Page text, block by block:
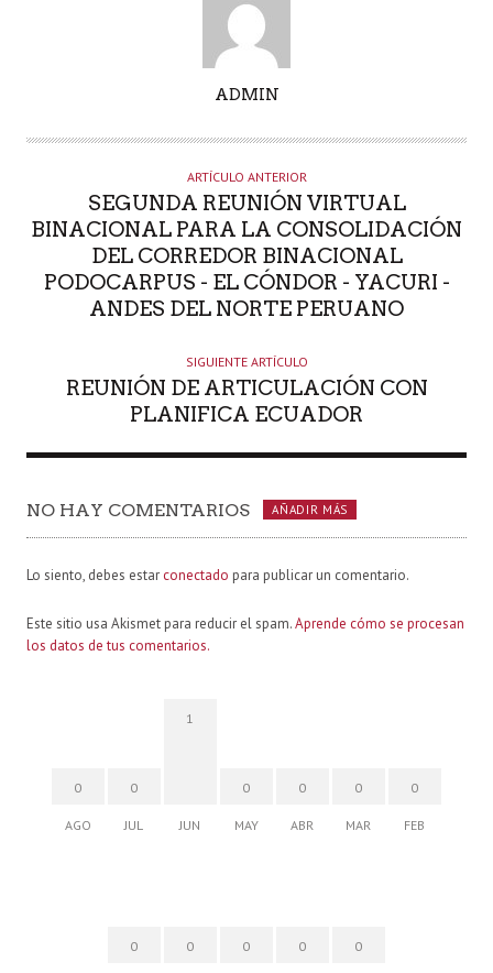
T
ADMIN
ARTÍCULO ANTERIOR
SEGUNDA REUNIÓN VIRTUAL
BINACIONAL PARA LA CONSOLIDACIÓN
DEL CORREDOR BINACIONAL
PODOCARPUS - EL CÓNDOR - YACURI -
ANDES DEL NORTE PERUANO
SIGUIENTE ARTÍCULO
REUNIÓN DE ARTICULACIÓN CON
PLANIFICA ECUADOR
NO HAY COMENTARIOS AÑADIR MÁS
Lo siento, debes estar conectado para publicar un comentario.
Este sitio usa Akismet para reducir el spam.Aprende cómo se procesan
los datos de tus comentarios.
0
AGO
0
JUL
1
JUN
0
MAY
0
ABR
0
MAR
0
FEB
0 0 0 0 0